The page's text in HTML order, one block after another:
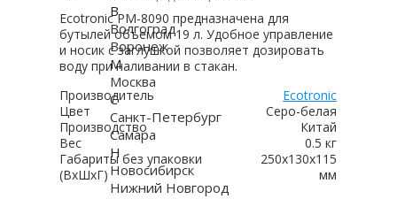
Ecotronic PM-8090 предназначена для
бутылей объемом 19 л. Удобное управление
и носик с заглушкой позволяет дозировать
воду при наливании в стакан.
Производитель
Ecotronic
Цвет
Серо-белая
Производство
Китай
Вес
0.5 кг
Габариты без упаковки
(ВxШxГ)
250x130x115
мм
В
Волгоград
Воронеж
М
Москва
С
Санкт-Петербург
Самара
Н
Новосибирск
Нижний Новгород